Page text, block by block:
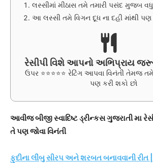
લસ્સીમાં મીઠાસ તમે તમારી પસંદ મુજબ
આ લસ્સી તમે વિગન દૂધ ના દહી માંથી પણ
રેસીપી વિશે આપનો અભિપ્રાય
ઉપર ⭐⭐⭐⭐⭐ રેટિંગ આપવા વિનંતી તેમજ
પણ કરી શકો છો
આવીજ બીજી સ્વાદિષ્ટ ડ્રીન્કસ ગુજરાતી મા
તે પણ જોવા વિનંતી
ફુદીના લીંબુ સીરપ અને શરબત બનાવવાની